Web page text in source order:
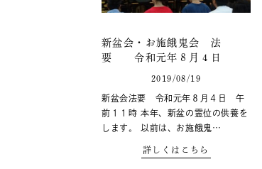
新盆会・お施餓鬼会 法
要 令和元年８月４日
2019/08/19
新盆会法要 令和元年８月４日 午
前１１時 本年、新盆の霊位の供養を
します。 以前は、お施餓鬼…
詳しくはこちら